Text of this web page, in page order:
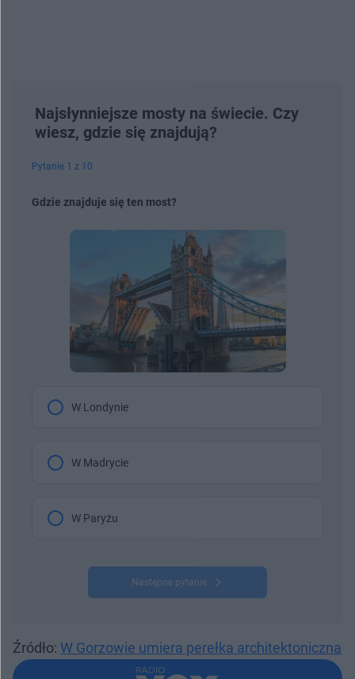
Najsłynniejsze mosty na świecie. Czy
wiesz, gdzie się znajdują?
Pytanie 1 z 10
Gdzie znajduje się ten most?
W Londynie
W Madrycie
W Paryżu
Następne pytanie
Źródło: W Gorzowie umiera perełka architektoniczna